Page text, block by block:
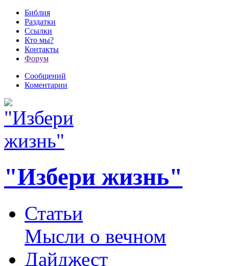
Библия
Раздатки
Ссылки
Кто мы?
Контакты
Форум
Сообщений
Коментарии
"Избери жизнь"
Статьи
Мысли о вечном
Дайджест